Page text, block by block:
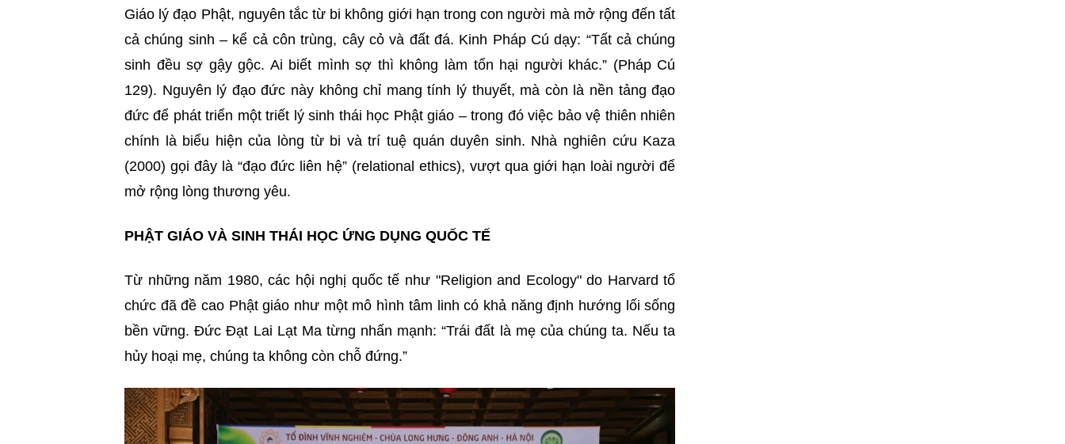
Giáo lý đạo Phật, nguyên tắc từ bi không giới hạn trong con người mà mở rộng đến tất
cả chúng sinh – kể cả côn trùng, cây cỏ và đất đá. Kinh Pháp Cú dạy: “Tất cả chúng
sinh đều sợ gậy gộc. Ai biết mình sợ thì không làm tổn hại người khác.” (Pháp Cú
129). Nguyên lý đạo đức này không chỉ mang tính lý thuyết, mà còn là nền tảng đạo
đức để phát triển một triết lý sinh thái học Phật giáo – trong đó việc bảo vệ thiên nhiên
chính là biểu hiện của lòng từ bi và trí tuệ quán duyên sinh. Nhà nghiên cứu Kaza
(2000) gọi đây là “đạo đức liên hệ” (relational ethics), vượt qua giới hạn loài người để
mở rộng lòng thương yêu.
PHẬT GIÁO VÀ SINH THÁI HỌC ỨNG DỤNG QUỐC TẾ
Từ những năm 1980, các hội nghị quốc tế như "Religion and Ecology" do Harvard tổ
chức đã đề cao Phật giáo như một mô hình tâm linh có khả năng định hướng lối sống
bền vững. Đức Đạt Lai Lạt Ma từng nhấn mạnh: “Trái đất là mẹ của chúng ta. Nếu ta
hủy hoại mẹ, chúng ta không còn chỗ đứng.”